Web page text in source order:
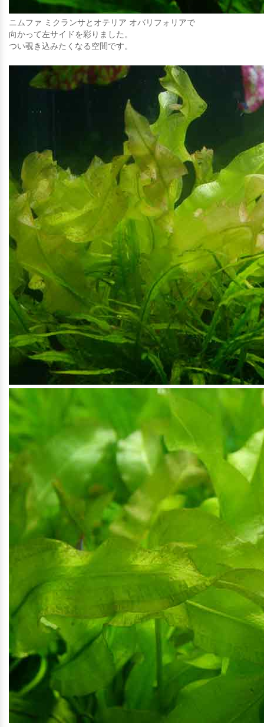
ニムファ ミクランサとオテリア オバリフォリアで
向かって左サイドを彩りました。
つい覗き込みたくなる空間です。